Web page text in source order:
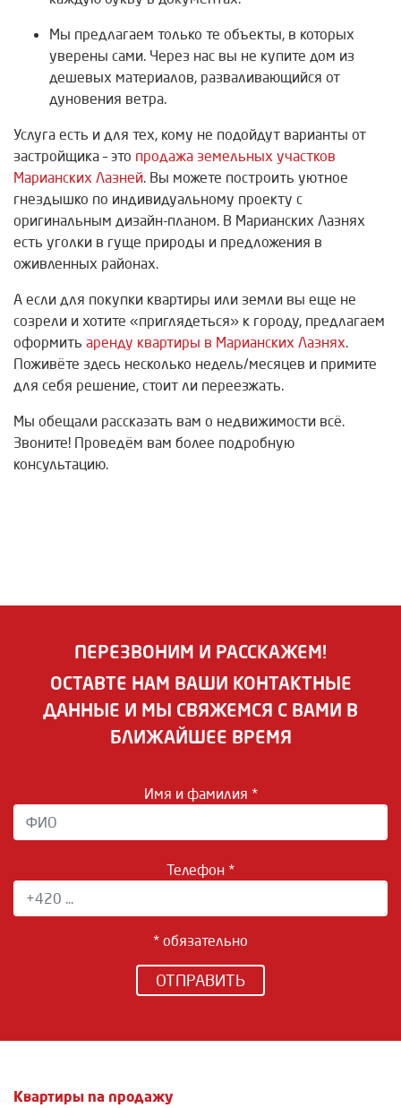
Мы предлагаем только те объекты, в которых
уверены сами. Через нас вы не купите дом из
дешевых материалов, разваливающийся от
дуновения ветра.
Услуга есть и для тех, кому не подойдут варианты от
застройщика – это продажа земельных участков
Марианских Лазней. Вы можете построить уютное
гнездышко по индивидуальному проекту с
оригинальным дизайн-планом. В Марианских Лазнях
есть уголки в гуще природы и предложения в
оживленных районах.
А если для покупки квартиры или земли вы еще не
созрели и хотите «приглядеться» к городу, предлагаем
оформить аренду квартиры в Марианских Лазнях.
Поживёте здесь несколько недель/месяцев и примите
для себя решение, стоит ли переезжать.
Мы обещали рассказать вам о недвижимости всё.
Звоните! Проведём вам более подробную
консультацию.
ПЕРЕЗВОНИМ И РАССКАЖЕМ!
ОСТАВТЕ НАМ ВАШИ КОНТАКТНЫЕ
ДАННЫЕ И МЫ СВЯЖЕМСЯ С ВАМИ В
БЛИЖАЙШЕЕ ВРЕМЯ
Имя и фамилия *
Телефон *
* обязательно
ОТПРАВИТЬ
Квартиры na продажу